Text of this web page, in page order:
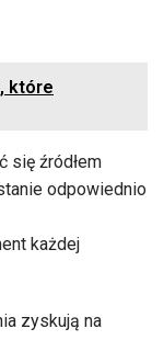
które
się źródłem
odpowiednio
każdej
zyskują na